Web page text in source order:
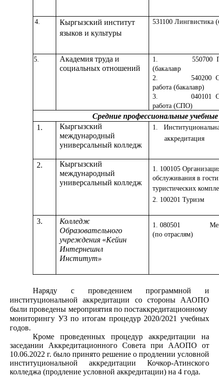
4.
Кыргызский институт
языков и культуры
531100 Лингвистика
5.
Академия труда и
социальных отношений
1. 550700
(бакалавр
2. 540200
работа (бакалавр)
3. 040101
работа (СПО)
Средние профессиональные
1.
Кыргызский
международный
универсальный колледж
1.
аккредитация
2.
Кыргызский
международный
универсальный колледж
1. 100105
обслуживания в
туристических
2.
100201 Туризм
3.
Колледж
Образовательного
учреждения «Кейин
Интернешнл
Институт»
1. 080501
(по отраслям)
Наряду с проведением программной и
институциональной аккредитации со стороны ААОПО
были проведены мероприятия по постаккредитационному
мониторингу УЗ по итогам процедур 2020/2021 учебных
годов.
Кроме проведенных процедур аккредитации на
заседании Аккредитационного Совета при ААОПО от
10.06.2022 г. было принято решение о продлении условной
институциональной аккредитации Кочкор-Атинского
колледжа (продление условной аккредитации) на 4 года.